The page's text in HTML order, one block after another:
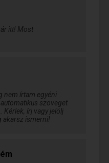
itt! Most
nem írtam egyéni
szöveget
Kérlek, írj vagy jelölj
akarsz ismerni!